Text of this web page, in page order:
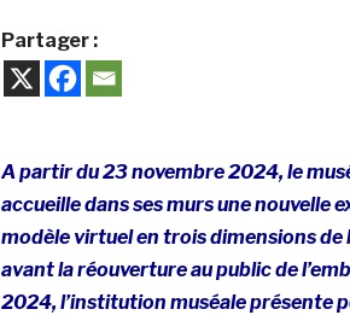
Partager :
A partir du 23 novembre 2024, le
accueille dans ses murs une nouvelle
modèle virtuel en trois dimensions
avant la réouverture au public de
2024, l’institution muséale présente